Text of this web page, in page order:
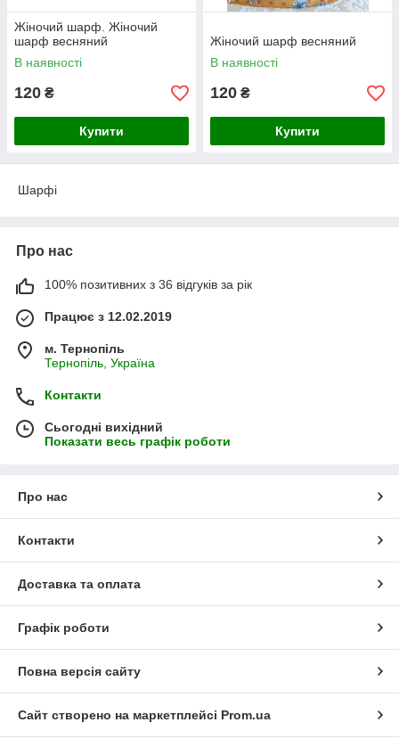
Жіночий шарф. Жіночий
шарф весняний
В наявності
120 ₴
Купити
Жіночий шарф весняний
В наявності
120 ₴
Купити
Шарфі
Про нас
100% позитивних з 36 відгуків за рік
Працює з 12.02.2019
м. Тернопіль
Тернопіль, Україна
Контакти
Сьогодні вихідний
Показати весь графік роботи
Про нас
Контакти
Доставка та оплата
Графік роботи
Повна версія сайту
Сайт створено на маркетплейсі Prom.ua